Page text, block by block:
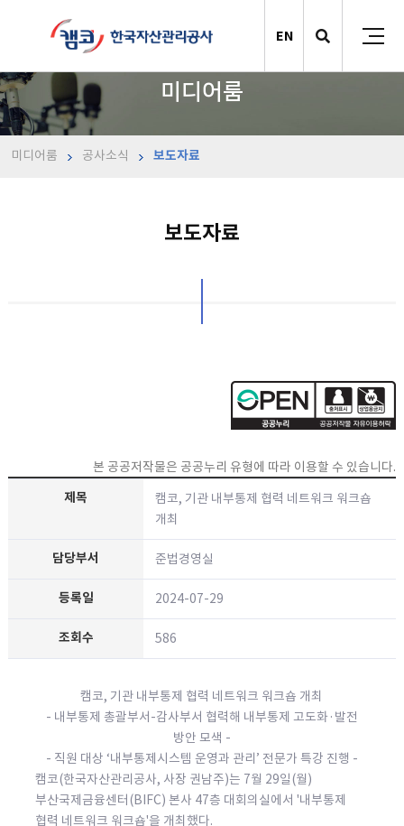
EN
미디어룸
미디어룸 공사소식 보도자료
보도자료
본 공공저작물은 공공누리 유형에 따라 이용할 수 있습니다.
캠코, 기관 내부통제 협력 네트워크 워크숍
개최
준법경영실
2024-07-29
586
캠코, 기관 내부통제 협력 네트워크 워크숍 개최
- 내부통제 총괄부서-감사부서 협력해 내부통제 고도화·발전
방안 모색 -
- 직원 대상 ‘내부통제시스템 운영과 관리’ 전문가 특강 진행 -
캠코(한국자산관리공사, 사장 권남주)는 7월 29일(월)
부산국제금융센터(BIFC) 본사 47층 대회의실에서 '내부통제
협력 네트워크 워크숍'을 개최했다.